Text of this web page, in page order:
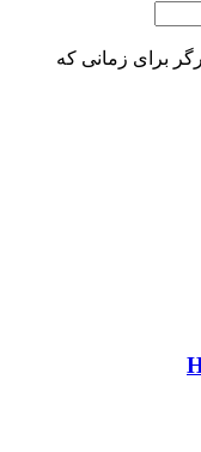
برای زمانی که